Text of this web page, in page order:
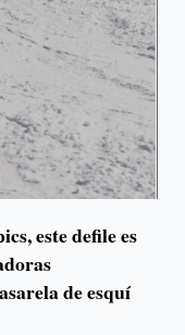
este defile es
de esquí